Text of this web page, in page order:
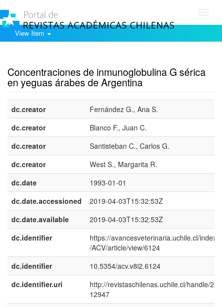
View Item
Concentraciones de inmunoglobulina G sérica
en yeguas árabes de Argentina
dc.creator
Fernández G., Ana S.
dc.creator
Blanco F., Juan C.
dc.creator
Santisteban C., Carlos G.
dc.creator
West S., Margarita R.
dc.date
1993-01-01
dc.date.accessioned
2019-04-03T15:32:53Z
dc.date.available
2019-04-03T15:32:53Z
dc.identifier
https://avancesveterinaria.uchile.cl/
/ACV/article/view/6124
dc.identifier
10.5354/acv.v8i2.6124
dc.identifier.uri
http://revistaschilenas.uchile.cl/handle/
12947